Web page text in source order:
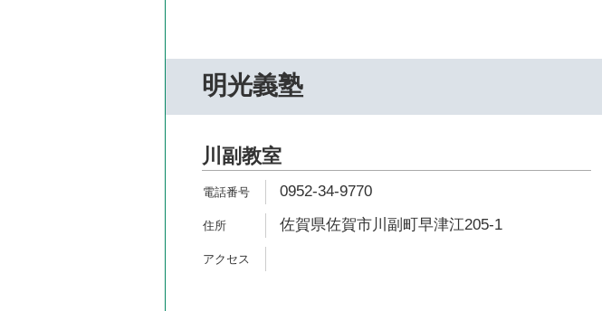
明光義塾
川副教室
0952-34-9770
佐賀県佐賀市川副町早津江205-1